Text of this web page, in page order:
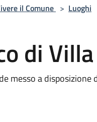
il Comune > Luoghi
di
messo a disposizione